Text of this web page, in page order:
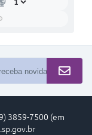
3859-7500 (em